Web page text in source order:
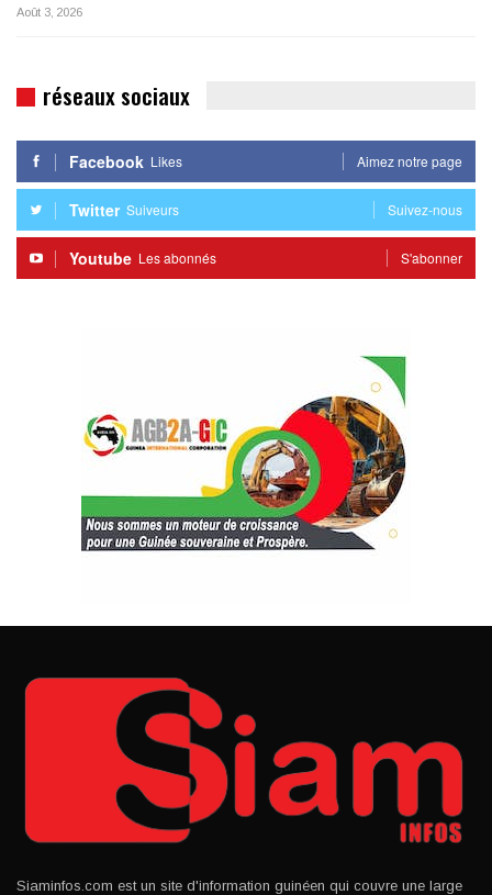
Août 3, 2026
réseaux sociaux
Facebook Likes Aimez notre page
Twitter Suiveurs Suivez-nous
Youtube Les abonnés S'abonner
Siaminfos.com est un site d'information guinéen qui couvre une large